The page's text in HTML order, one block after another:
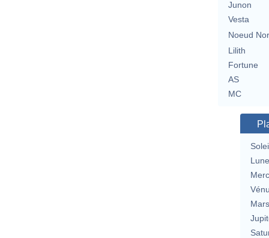
Junon
Vesta
Noeud
Lilith
Fortune
AS
MC
Lune
Mars